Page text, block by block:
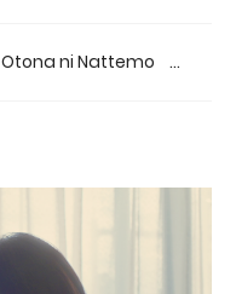
Otona ni Nattemo